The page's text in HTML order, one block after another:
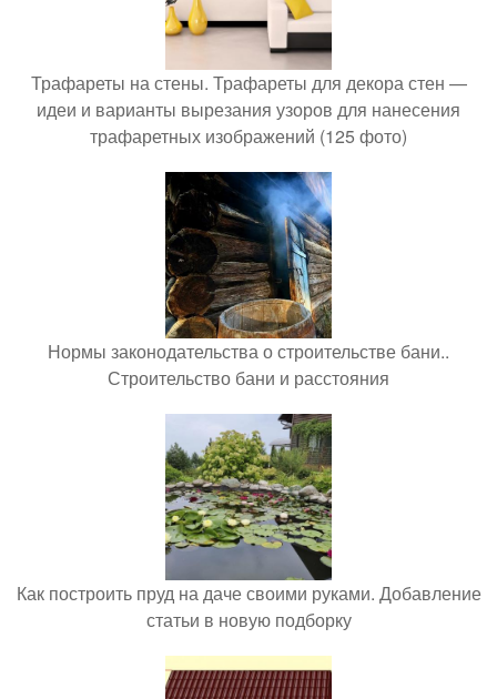
Трафареты на стены. Трафареты для декора стен —
идеи и варианты вырезания узоров для нанесения
трафаретных изображений (125 фото)
Нормы законодательства о строительстве бани..
Строительство бани и расстояния
Как построить пруд на даче своими руками. Добавление
статьи в новую подборку